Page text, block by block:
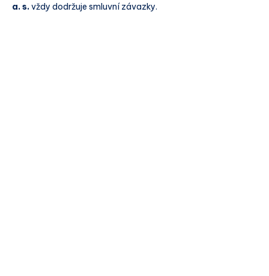
a. s.vždy dodržuje smluvní závazky.